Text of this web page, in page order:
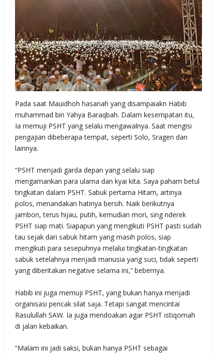
Pada saat Mauidhoh hasanah yang disampaiakn Habib
muhammad bin Yahya Baraqbah. Dalam kesempatan itu,
Ia memuji PSHT yang selalu mengawalnya. Saat mengisi
pengajian dibeberapa tempat, seperti Solo, Sragen dan
lainnya.
“PSHT menjadi garda depan yang selalu siap
mengamankan para ulama dan kyai kita. Saya paham betul
tingkatan dalam PSHT. Sabuk pertama Hitam, artinya
polos, menandakan hatinya bersih. Naik berikutnya
jambon, terus hijau, putih, kemudian mori, sing nderek
PSHT siap mati. Siapapun yang mengikuti PSHT pasti sudah
tau sejak dari sabuk hitam yang masih polos, siap
mengikuti para sesepuhnya melalui tingkatan-tingkatan
sabuk setelahnya menjadi manusia yang suci, tidak seperti
yang diberitakan negative selama ini,” bebernya.
Habib ini juga memuji PSHT, yang bukan hanya menjadi
organisasi pencak silat saja. Tetapi sangat mencintai
Rasulullah SAW. Ia juga mendoakan agar PSHT istiqomah
di jalan kebaikan.
“Malam ini jadi saksi, bukan hanya PSHT sebagai